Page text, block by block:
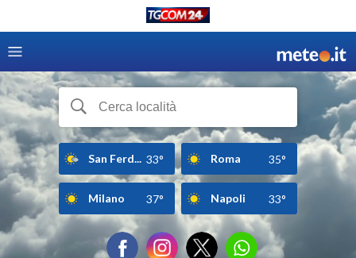
San Ferd... 33° Roma 35°
Milano 37° Napoli 33°